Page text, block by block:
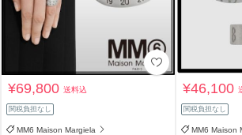
¥69,800送料込
関税負担なし
MM6 Maison Margiela
¥46,100
関税負担なし
MM6 Maison